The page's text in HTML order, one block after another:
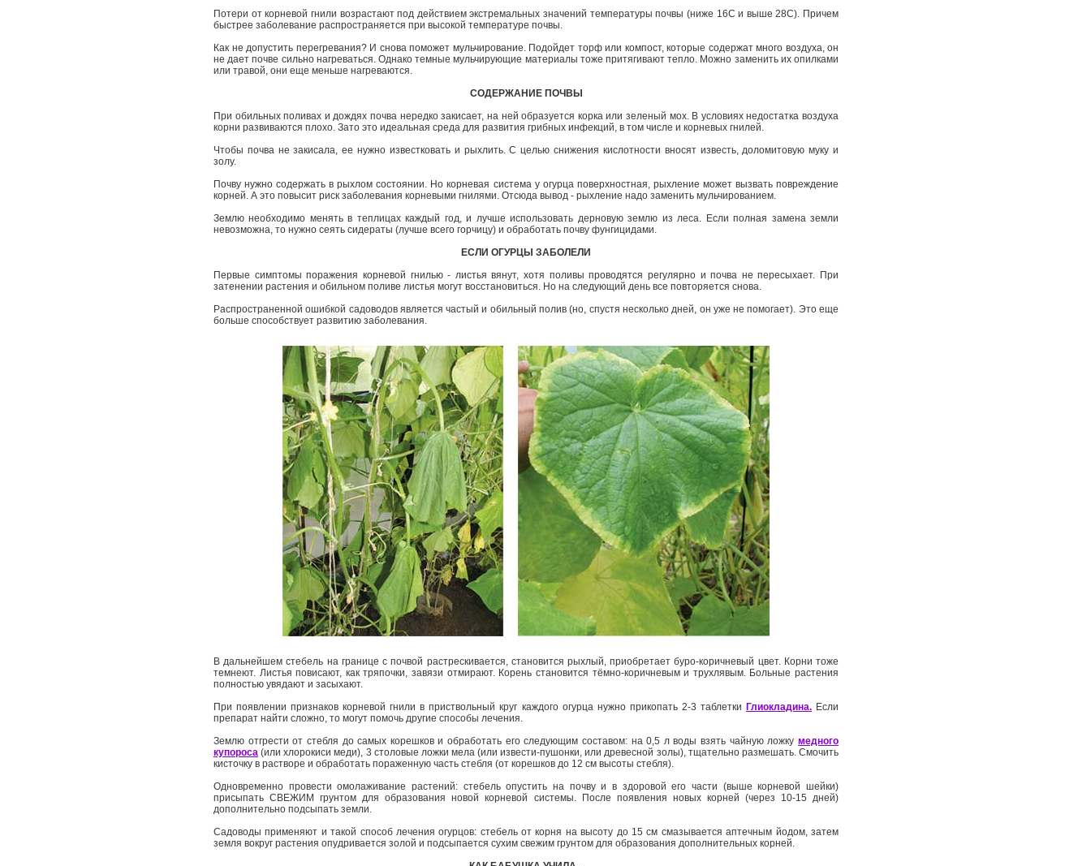
Потери от корневой гнили возрастают под действием экстремальных значений температуры почвы (ниже 16С и выше 28С). Причем
быстрее заболевание распространяется при высокой температуре почвы.
Как не допустить перегревания? И снова поможет мульчирование. Подойдет торф или компост, которые содержат много воздуха, он
не дает почве сильно нагреваться. Однако темные мульчирующие материалы тоже притягивают тепло. Можно заменить их опилками
или травой, они еще меньше нагреваются.
СОДЕРЖАНИЕ ПОЧВЫ
При обильных поливах и дождях почва нередко закисает, на ней образуется корка или зеленый мох. В условиях недостатка воздуха
корни развиваются плохо. Зато это идеальная среда для развития грибных инфекций, в том числе и корневых гнилей.
Чтобы почва не закисала, ее нужно известковать и рыхлить. С целью снижения кислотности вносят известь, доломитовую муку и
золу.
Почву нужно содержать в рыхлом состоянии. Но корневая система у огурца поверхностная, рыхление может вызвать повреждение
корней. А это повысит риск заболевания корневыми гнилями. Отсюда вывод - рыхление надо заменить мульчированием.
Землю необходимо менять в теплицах каждый год, и лучше использовать дерновую землю из леса. Если полная замена земли
невозможна, то нужно сеять сидераты (лучше всего горчицу) и обработать почву фунгицидами.
ЕСЛИ ОГУРЦЫ ЗАБОЛЕЛИ
Первые симптомы поражения корневой гнилью - листья вянут, хотя поливы проводятся регулярно и почва не пересыхает. При
затенении растения и обильном поливе листья могут восстановиться. Но на следующий день все повторяется снова.
Распространенной ошибкой садоводов является частый и обильный полив (но, спустя несколько дней, он уже не помогает). Это еще
больше способствует развитию заболевания.
В дальнейшем стебель на границе с почвой растрескивается, становится рыхлый, приобретает буро-коричневый цвет. Корни тоже
темнеют. Листья повисают, как тряпочки, завязи отмирают. Корень становится тёмно-коричневым и трухлявым. Больные растения
полностью увядают и засыхают.
При появлении признаков корневой гнили в приствольный круг каждого огурца нужно прикопать 2-3 таблетки Глиокладина. Если
препарат найти сложно, то могут помочь другие способы лечения.
Землю отгрести от стебля до самых корешков и обработать его следующим составом: на 0,5 л воды взять чайную ложку медного
купороса (или хлорокиси меди), 3 столовые ложки мела (или извести-пушонки, или древесной золы), тщательно размешать. Смочить
кисточку в растворе и обработать пораженную часть стебля (от корешков до 12 см высоты стебля).
Одновременно провести омолаживание растений: стебель опустить на почву и в здоровой его части (выше корневой шейки)
присыпать СВЕЖИМ грунтом для образования новой корневой системы. После появления новых корней (через 10-15 дней)
дополнительно подсыпать земли.
Садоводы применяют и такой способ лечения огурцов: стебель от корня на высоту до 15 см смазывается аптечным йодом, затем
земля вокруг растения опудривается золой и подсыпается сухим свежим грунтом для образования дополнительных корней.